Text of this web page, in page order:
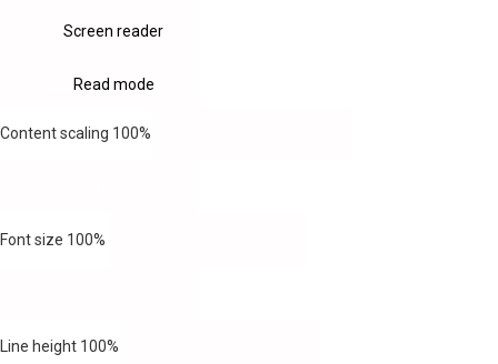
Screen reader
Read mode
Content scaling 100%
Font size 100%
Line height 100%